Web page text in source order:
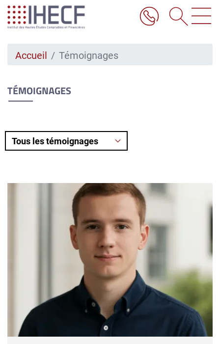
Aller
au
contenu
Accueil Témoignages
TÉMOIGNAGES